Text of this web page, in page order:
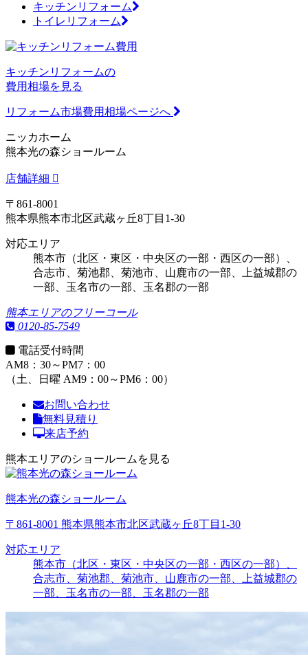
キッチンリフォーム
トイレリフォーム
キッチンリフォームの
費用相場を見る
リフォーム市場費用相場ページへ
ニッカホーム
熊本光の森ショールーム
店舗詳細
〒861-8001
熊本県熊本市北区武蔵ヶ丘8丁目1-30
対応エリア
熊本市（北区・東区・中央区の一部・西区の一部）、
合志市、菊池郡、菊池市、山鹿市の一部、上益城郡の
一部、玉名市の一部、玉名郡の一部
熊本エリアのフリーコール
0120-85-7549
電話受付時間
AM8：30～PM7：00
（土、日曜 AM9：00～PM6：00）
お問い合わせ
無料見積り
来店予約
熊本エリアのショールームを見る
熊本光の森ショールーム
〒861-8001 熊本県熊本市北区武蔵ヶ丘8丁目1-30
対応エリア
熊本市（北区・東区・中央区の一部・西区の一部）、
合志市、菊池郡、菊池市、山鹿市の一部、上益城郡の
一部、玉名市の一部、玉名郡の一部